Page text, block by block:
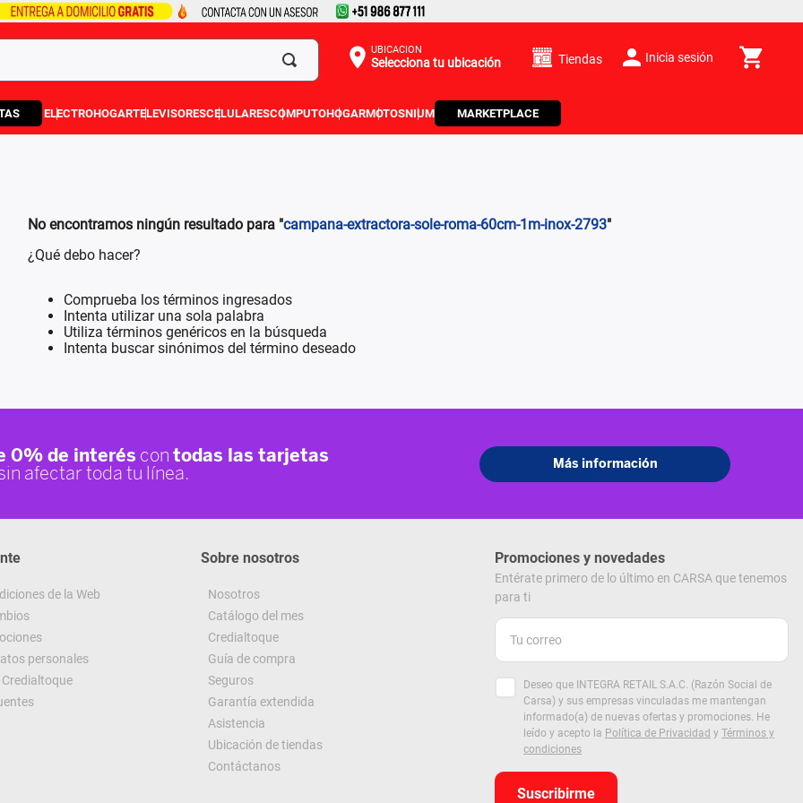
UBICACIÓN
Selecciona tu ubicación Tiendas Inicia sesión
ELECTROHOGARTELEVISORESCELULARESCOMPUTOHOGARMOTOSNIUM MARKETPLACE
No encontramos ningún resultado para "campana-extractora-sole-roma-60cm-1m-inox-2793"
¿Qué debo hacer?
Comprueba los términos ingresados
Intenta utilizar una sola palabra
Utiliza términos genéricos en la búsqueda
Intenta buscar sinónimos del término deseado
de la Web
personales
Sobre nosotros
Nosotros
Catálogo del mes
Credialtoque
Guía de compra
Seguros
Garantía extendida
Asistencia
Ubicación de tiendas
Contáctanos
Promociones y novedades
Entérate primero de lo último en CARSA que tenemos
para ti
Deseo que INTEGRA RETAIL S.A.C. (Razón Social de
Carsa) y sus empresas vinculadas me mantengan
informado(a) de nuevas ofertas y promociones. He
leído y acepto la Política de Privacidad y Términos y
condiciones
Suscribirme